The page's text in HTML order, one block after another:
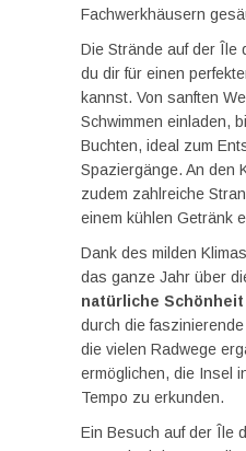
Fachwerkhäusern
Die Strände auf der Île
du dir für einen
kannst. Von sanften
Schwimmen einladen,
Buchten, ideal zum
Spaziergänge. An den
zudem zahlreiche
einem kühlen Getränk
Dank des milden
das ganze Jahr über
natürliche Schönheit
durch die
die vielen Radwege
ermöglichen, die Insel
Tempo zu erkunden.
Ein Besuch auf der Île